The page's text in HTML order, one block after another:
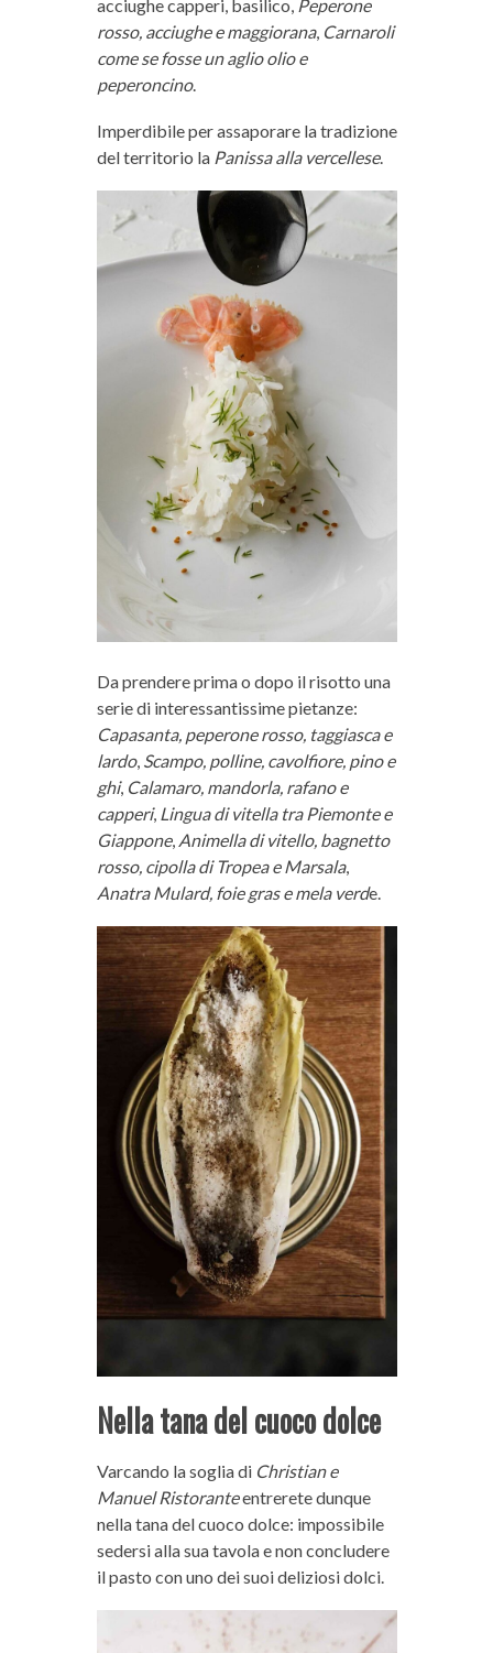
acciughe capperi, basilico, Peperone
rosso, acciughe e maggiorana, Carnaroli
come se fosse un aglio olio e
peperoncino.
Imperdibile per assaporare la tradizione
del territorio laPanissa alla vercellese.
Da prendere prima o dopo il risotto una
serie di interessantissime pietanze:
Capasanta, peperone rosso, taggiasca e
lardo, Scampo, polline, cavolfiore, pino e
ghi, Calamaro, mandorla, rafano e
capperi, Lingua di vitella tra Piemonte e
Giappone, Animella di vitello, bagnetto
rosso, cipolla di Tropea e Marsala,
Anatra Mulard, foie gras e mela verde.
Nella tana del cuoco dolce
Varcando la soglia di Christian e
Manuel Ristoranteentrerete dunque
nella tana del cuoco dolce: impossibile
sedersi alla sua tavola e non concludere
il pasto con uno dei suoi deliziosi dolci.